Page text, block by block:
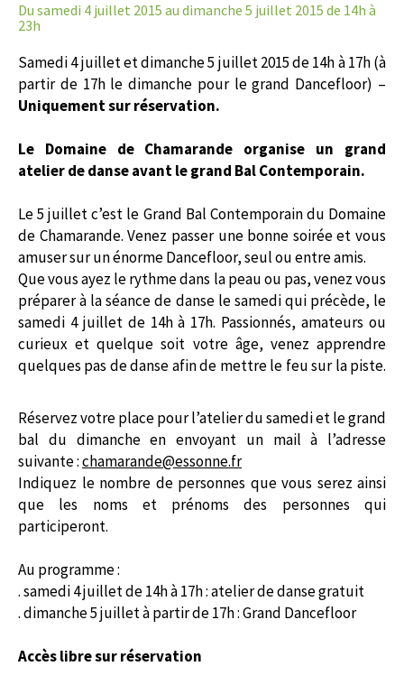
Du samedi 4 juillet 2015 au dimanche 5 juillet 2015 de 14h à
23h
Samedi 4 juillet et dimanche 5 juillet 2015 de 14h à 17h (à
partir de 17h le dimanche pour le grand Dancefloor) –
Uniquement sur réservation.
Le Domaine de Chamarande organise un grand
atelier de danse avant le grand Bal Contemporain.
Le 5 juillet c’est le Grand Bal Contemporain du Domaine
de Chamarande. Venez passer une bonne soirée et vous
amuser sur un énorme Dancefloor, seul ou entre amis.
Que vous ayez le rythme dans la peau ou pas, venez vous
préparer à la séance de danse le samedi qui précède, le
samedi 4 juillet de 14h à 17h. Passionnés, amateurs ou
curieux et quelque soit votre âge, venez apprendre
quelques pas de danse afin de mettre le feu sur la piste.
Réservez votre place pour l’atelier du samedi et le grand
bal du dimanche en envoyant un mail à l’adresse
suivante :chamarande@essonne.fr
Indiquez le nombre de personnes que vous serez ainsi
que les noms et prénoms des personnes qui
participeront.
Au programme :
. samedi 4 juillet de 14h à 17h : atelier de danse gratuit
. dimanche 5 juillet à partir de 17h : Grand Dancefloor
Accès libre sur réservation